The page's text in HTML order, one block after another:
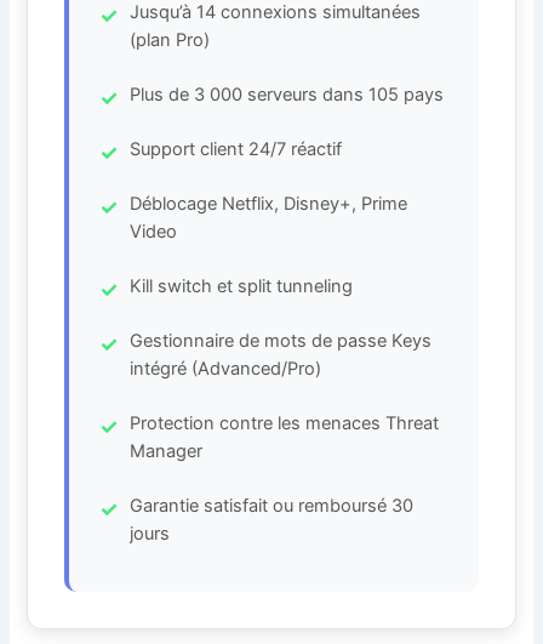
Jusqu’à 14 connexions simultanées
(plan Pro)
Plus de 3 000 serveurs dans 105 pays
Support client 24/7 réactif
Déblocage Netflix, Disney+, Prime
Video
Kill switch et split tunneling
Gestionnaire de mots de passe Keys
intégré (Advanced/Pro)
Protection contre les menaces Threat
Manager
Garantie satisfait ou remboursé 30
jours